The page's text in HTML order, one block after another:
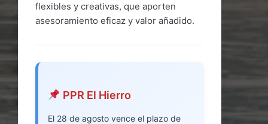
flexibles y creativas, que aporten
asesoramiento eficaz y valor añadido.
PPR El Hierro
El 28 de agosto vence el plazo de